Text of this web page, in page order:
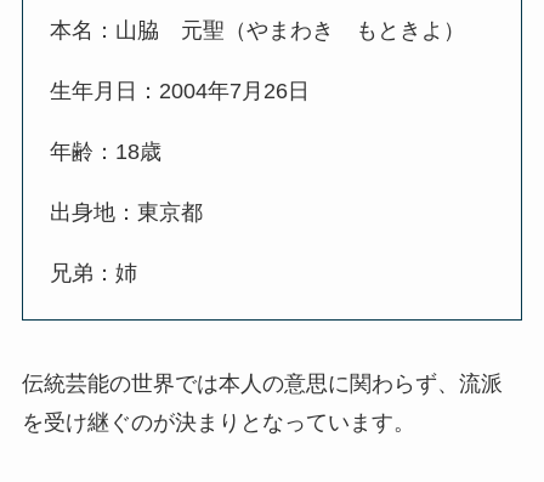
本名：山脇 元聖（やまわき もときよ）
生年月日：2004年7月26日
年齢：18歳
出身地：東京都
兄弟：姉
伝統芸能の世界では本人の意思に関わらず、流派
を受け継ぐのが決まりとなっています。